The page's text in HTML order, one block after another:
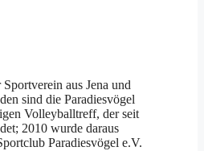
aus Jena und
sind die Paradiesvögel
Volleyballtreff, der seit
2010 wurde daraus
Paradiesvögel e.V.